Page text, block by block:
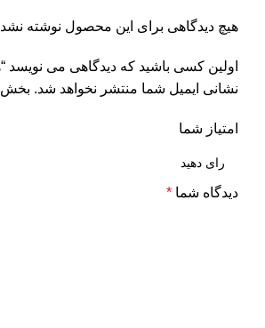
هیچ دیدگاهی برای این محصول نوشته
اولین کسی باشید که دیدگاهی می نویسد
نشانی ایمیل شما منتشر نخواهد شد.
امتیاز شما
دیدگاه شما *